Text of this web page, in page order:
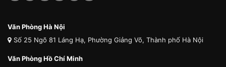
Văn Phòng Hà Nội
Số 25 Ngõ 81 Láng Hạ, Phường Giảng Võ, Thành phố Hà Nội
Văn Phòng Hồ Chí Minh